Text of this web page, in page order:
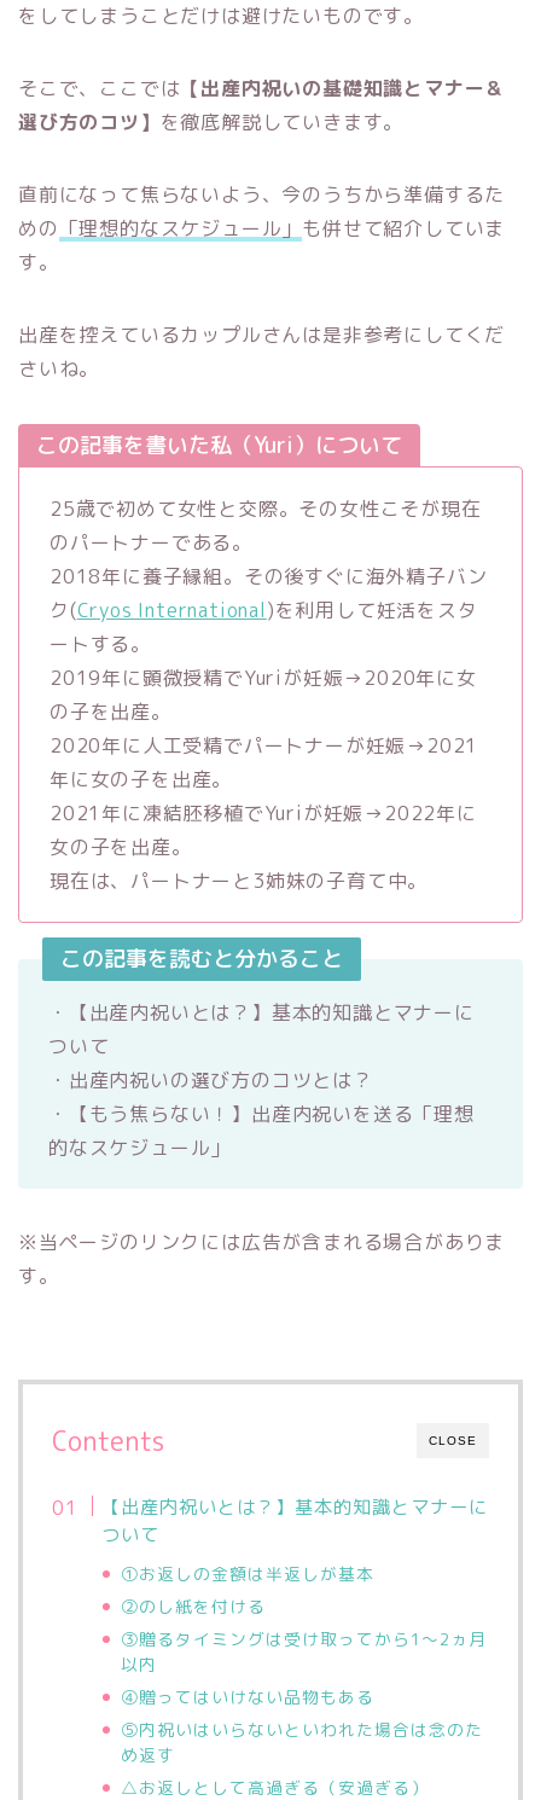
をしてしまうことだけは避けたいものです。
そこで、ここでは 【出産内祝いの基礎知識とマナー＆
選び方のコツ】 を徹底解説していきます。
直前になって焦らないよう、今のうちから準備するた
めの 「理想的なスケジュール」 も併せて紹介していま
す。
出産を控えているカップルさんは是非参考にしてくだ
さいね。
この記事を書いた私（Yuri）について
25歳で初めて女性と交際。その女性こそが現在
のパートナーである。
2018年に養子縁組。その後すぐに海外精子バン
ク(Cryos International)を利用して妊活をスタ
ートする。
2019年に顕微授精でYuriが妊娠→2020年に女
の子を出産。
2020年に人工受精でパートナーが妊娠→2021
年に女の子を出産。
2021年に凍結胚移植でYuriが妊娠→2022年に
女の子を出産。
現在は、パートナーと3姉妹の子育て中。
この記事を読むと分かること
・【出産内祝いとは？】基本的知識とマナーに
ついて
・出産内祝いの選び方のコツとは？
・【もう焦らない！】出産内祝いを送る「理想
的なスケジュール」
※当ページのリンクには広告が含まれる場合がありま
す。
CLOSE
Contents
【出産内祝いとは？】基本的知識とマナーに
ついて
①お返しの金額は半返しが基本
②のし紙を付ける
③贈るタイミングは受け取ってから1〜2ヵ月
以内
④贈ってはいけない品物もある
⑤内祝いはいらないといわれた場合は念のた
め返す
△お返しとして高過ぎる（安過ぎる）